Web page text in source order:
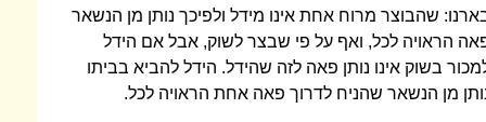
שהבוצר מרוח אחת אינו מידל ולפיכך נותן מן הנשאר
הראויה לכל, ואף על פי שבצר לשוק, אבל אם הידל
בשוק אינו נותן פאה לזה שהידל. הידל להביא בביתו
מן הנשאר שהניח לדרוך פאה אחת הראויה לכל.